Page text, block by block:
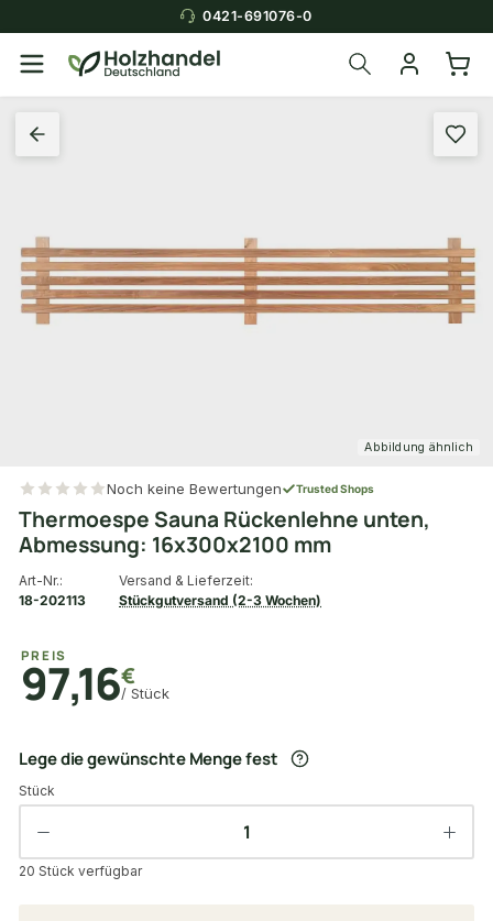
0421-691076-0
Abbildung ähnlich
Noch keine Bewertungen Trusted Shops
Thermoespe Sauna Rückenlehne unten,
Abmessung: 16x300x2100 mm
Art-Nr.:
18-202113
Versand & Lieferzeit:
Stückgutversand (2-3 Wochen)
PREIS
97,16€
/ Stück
Lege die gewünschte Menge fest
Stück
20 Stück verfügbar